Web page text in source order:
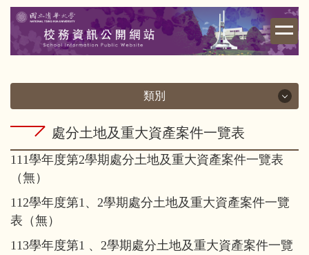
跳
區
類別
類別
校務資訊
財務資訊
學雜費相關
處分土地及重大資產案件一覽表
111學年度第2學期處分土地及重大資產案件一覽表
（無）
112學年度第1、2學期處分土地及重大資產案件一覽
表（無）
113學年度第1 、2學期處分土地及重大資產案件一覽